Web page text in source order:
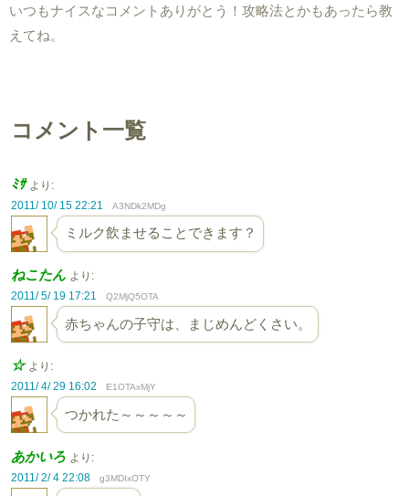
いつもナイスなコメントありがとう！攻略法とかもあったら教
えてね。
コメント一覧
ﾐｻ より:
2011/ 10/ 15 22:21
A3NDk2MDg
ミルク飲ませることできます？
ねこたん より:
2011/ 5/ 19 17:21
Q2MjQ5OTA
赤ちゃんの子守は、まじめんどくさい。
☆ より:
2011/ 4/ 29 16:02
E1OTAxMjY
つかれた～～～～～
あかいろ より:
2011/ 2/ 4 22:08
g3MDIxOTY